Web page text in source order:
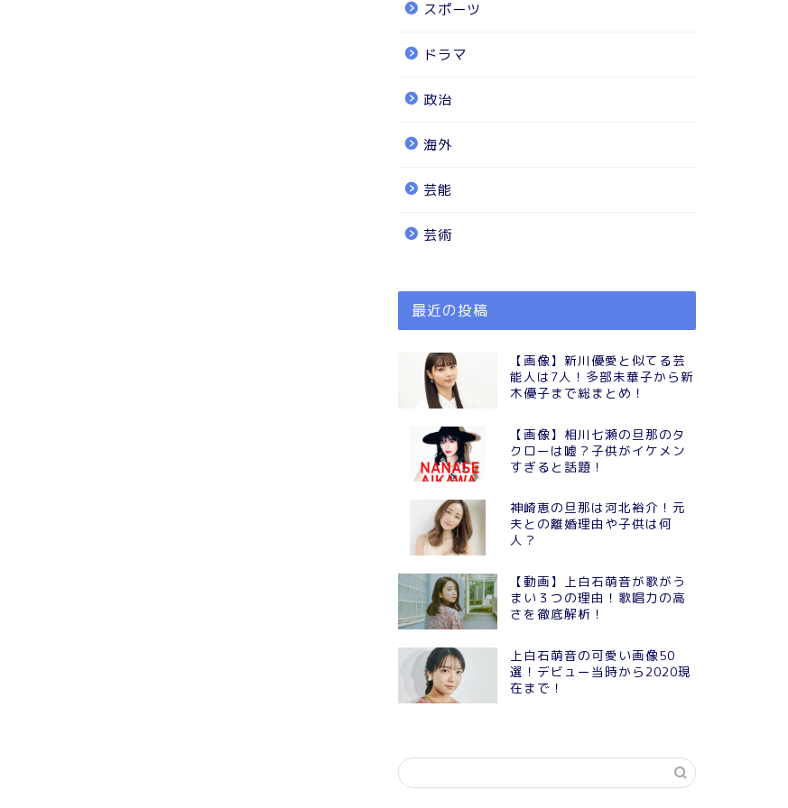
スポーツ
ドラマ
政治
海外
芸能
芸術
最近の投稿
【画像】新川優愛と似てる芸
能人は7人！多部未華子から新
木優子まで総まとめ！
【画像】相川七瀬の旦那のタ
クローは嘘？子供がイケメン
すぎると話題！
神崎恵の旦那は河北裕介！元
夫との離婚理由や子供は何
人？
【動画】上白石萌音が歌がう
まい３つの理由！歌唱力の高
さを徹底解析！
上白石萌音の可愛い画像50
選！デビュー当時から2020現
在まで！